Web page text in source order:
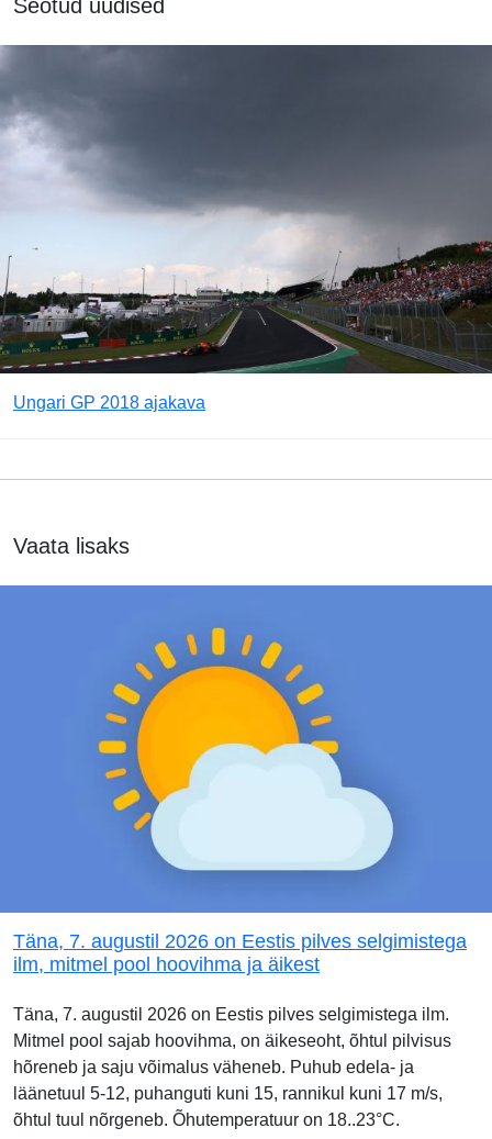
Seotud uudised
Ungari GP 2018 ajakava
Vaata lisaks
Täna, 7. augustil 2026 on Eestis pilves selgimistega
ilm, mitmel pool hoovihma ja äikest
Täna, 7. augustil 2026 on Eestis pilves selgimistega ilm.
Mitmel pool sajab hoovihma, on äikeseoht, õhtul pilvisus
hõreneb ja saju võimalus väheneb. Puhub edela- ja
läänetuul 5-12, puhanguti kuni 15, rannikul kuni 17 m/s,
õhtul tuul nõrgeneb. Õhutemperatuur on 18..23°C.